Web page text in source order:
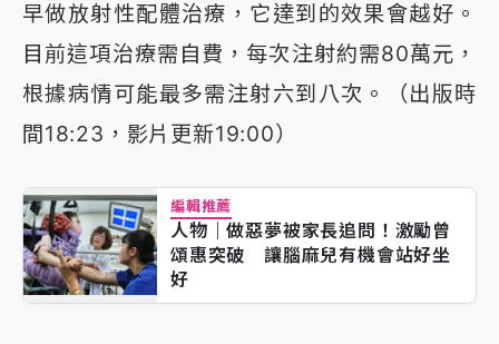
早做放射性配體治療，它達到的效果會越好。
目前這項治療需自費，每次注射約需80萬元，
根據病情可能最多需注射六到八次。（出版時
間18:23，影片更新19:00）
編輯推薦
人物｜做惡夢被家長追問！激勵曾
頌惠突破 讓腦麻兒有機會站好坐
好